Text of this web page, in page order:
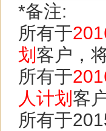
*备注:
所有于
划 客户，
所有于
人计划 客
所有于